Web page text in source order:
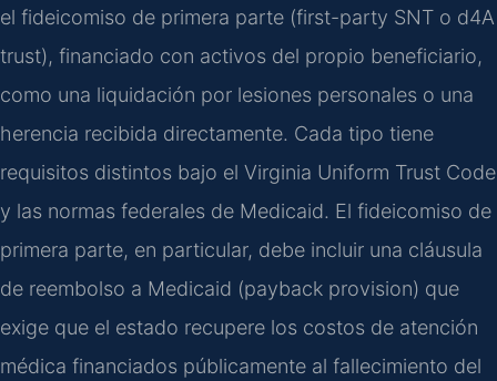
el fideicomiso de primera parte (first-party SNT o d4A
trust), financiado con activos del propio beneficiario,
como una liquidación por lesiones personales o una
herencia recibida directamente. Cada tipo tiene
requisitos distintos bajo el Virginia Uniform Trust Code
y las normas federales de Medicaid. El fideicomiso de
primera parte, en particular, debe incluir una cláusula
de reembolso a Medicaid (payback provision) que
exige que el estado recupere los costos de atención
médica financiados públicamente al fallecimiento del